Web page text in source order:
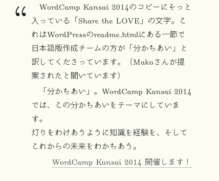
WordCamp Kansai 2014のコピーにそっと
入っている「Share the LOVE」の文字。こ
れはWordPressのreadme.htmlにある一節で
日本語版作成チームの方が「分かちあい」と
訳してくださっています。（Makoさんが提
案されたと聞いています）
「分かちあい」。WordCamp Kansai 2014
では、この分かちあいをテーマにしていま
す。
灯りをわけあうように知識を経験を、そして
これからの未来をわかちあう。
WordCamp Kansai 2014 開催します！